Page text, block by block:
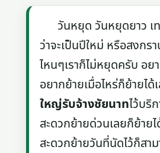
วันหยุด วันหยุดยาว เ
ว่าจะเป็นปีใหม่ หรือสงกร
ไหนๆเราก็ไม่หยุดครับ อย
อยากย้ายเมื่อไหร่ก็ย้ายได้
ใหญ่รับจ้างชัยนาทไว้บริ
สะดวกย้ายด่วนเลยก็ย้าย
สะดวกย้ายวันที่นัดไว้ก็สาม